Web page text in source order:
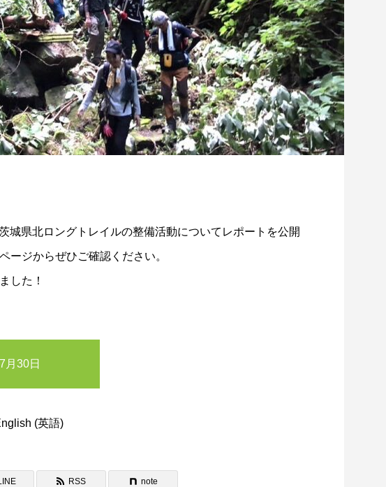
城県北ロングトレイルの整備活動についてレポートを公開
ージからぜひご確認ください。
した！
月30日
(英語)
RSS note